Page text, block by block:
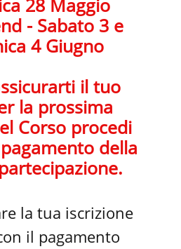
28 Maggio
- Sabato 3 e
4 Giugno
il tuo
la prossima
Corso procedi
della
la tua iscrizione
il pagamento